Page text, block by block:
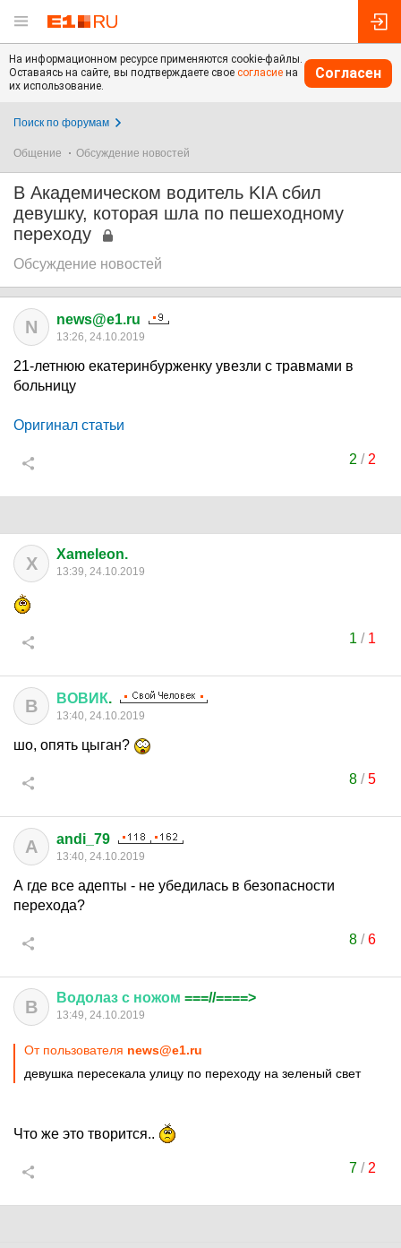
На информационном ресурсе применяются cookie-файлы.
Оставаясь на сайте, вы подтверждаете свое согласие на
их использование.
Согласен
Поиск по форумам
Общение Обсуждение новостей
В Академическом водитель KIA сбил
девушку, которая шла по пешеходному
переходу
Обсуждение новостей
N news@e1.ru
13:26, 24.10.2019
21-летнюю екатеринбурженку увезли с травмами в
больницу
Оригинал статьи
2 / 2
X Xameleon.
13:39, 24.10.2019
1 / 1
В ВОВИК.
13:40, 24.10.2019
шо, опять цыган?
8/5
A andi_79
13:40, 24.10.2019
А где все адепты - не убедилась в безопасности
перехода?
8/6
В Водолаз с ножом ===//====>
13:49, 24.10.2019
От пользователя news@e1.ru
девушка пересекала улицу по переходу на зеленый свет
Что же это творится..
7/ 2